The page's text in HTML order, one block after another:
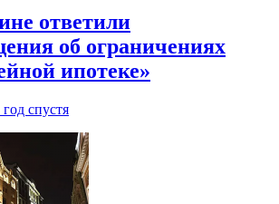
ответили
об ограничениях
ипотеке»
год спустя